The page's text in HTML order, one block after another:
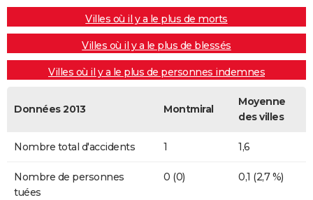
Villes où il y a le plus de morts
Villes où il y a le plus de blessés
Villes où il y a le plus de personnes indemnes
Données 2013 Montmiral
Moyenne
des villes
Nombre total d'accidents 1 1,6
Nombre de personnes
tuées
0 (0) 0,1 (2,7 %)